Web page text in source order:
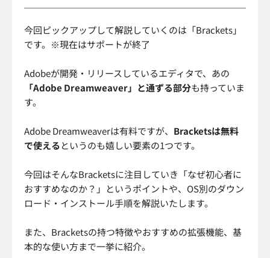
今回ピックアップして解説していくのは「Brackets」
です。※現在はサポートが終了
Adobeが開発・リリースしているエディタで、あの
「Adobe Dreamweaver」と通ずる部分も持っていま
す。
Adobe Dreamweaverは有料ですが、 Bracketsは無料
で使えるというのも嬉しい要素の1つです。
今回はそんなBracketsに注目していき「なぜ初心者に
おすすめなのか？」というポイントや、OS別のダウン
ロード・インストール手順を解説いたします。
また、Bracketsの持つ特徴やおすすめの拡張機能、基
本的な使い方まで一挙に紹介。